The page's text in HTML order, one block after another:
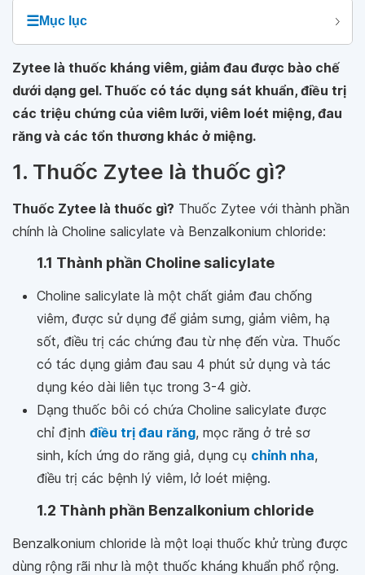
☰Mục lục
Zytee là thuốc kháng viêm, giảm đau được bào chế
dưới dạng gel. Thuốc có tác dụng sát khuẩn, điều trị
các triệu chứng của viêm lưỡi, viêm loét miệng, đau
răng và các tổn thương khác ở miệng.
1. Thuốc Zytee là thuốc gì?
Thuốc Zytee là thuốc gì? Thuốc Zytee với thành phần
chính là Choline salicylate và Benzalkonium chloride:
1.1 Thành phần Choline salicylate
Choline salicylate là một chất giảm đau chống
viêm, được sử dụng để giảm sưng, giảm viêm, hạ
sốt, điều trị các chứng đau từ nhẹ đến vừa. Thuốc
có tác dụng giảm đau sau 4 phút sử dụng và tác
dụng kéo dài liên tục trong 3-4 giờ.
Dạng thuốc bôi có chứa Choline salicylate được
chỉ định điều trị đau răng, mọc răng ở trẻ sơ
sinh, kích ứng do răng giả, dụng cụ chỉnh nha,
điều trị các bệnh lý viêm, lở loét miệng.
1.2 Thành phần Benzalkonium chloride
Benzalkonium chloride là một loại thuốc khử trùng được
dùng rộng rãi như là một thuốc kháng khuẩn phổ rộng.